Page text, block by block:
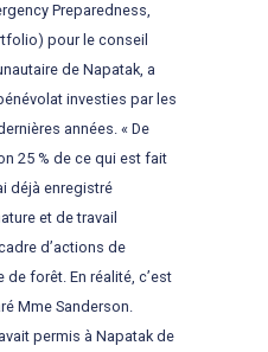
Preparedness,
pour le conseil
de Napatak, a
investies par les
années. « De
25 % de ce qui est fait
déjà enregistré
et de travail
d’actions de
forêt. En réalité, c’est
Mme Sanderson.
permis à Napatak de